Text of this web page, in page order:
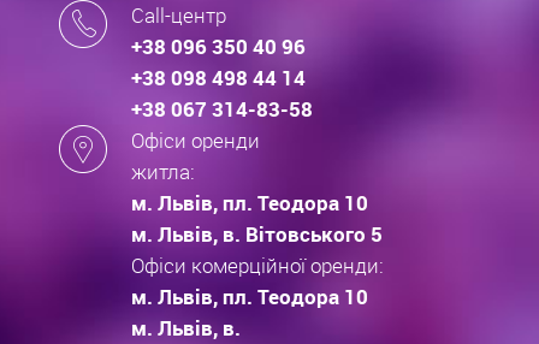
Call-центр
+38 096 350 40 96
+38 098 498 44 14
+38 067 314-83-58
Офіси оренди
житла:
м. Львів, пл. Теодора 10
м. Львів, в. Вітовського 5
Офіси комерційної оренди:
м. Львів, пл. Теодора 10
м. Львів, в.